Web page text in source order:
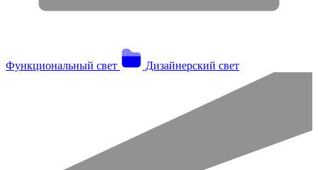
Функциональный свет Дизайнерский свет